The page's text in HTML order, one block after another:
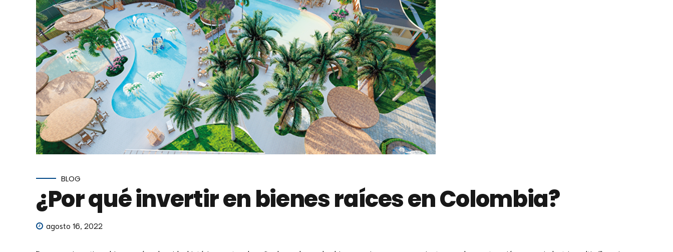
BLOG
¿Por qué invertir en bienes raíces en Colombia?
agosto 16, 2022